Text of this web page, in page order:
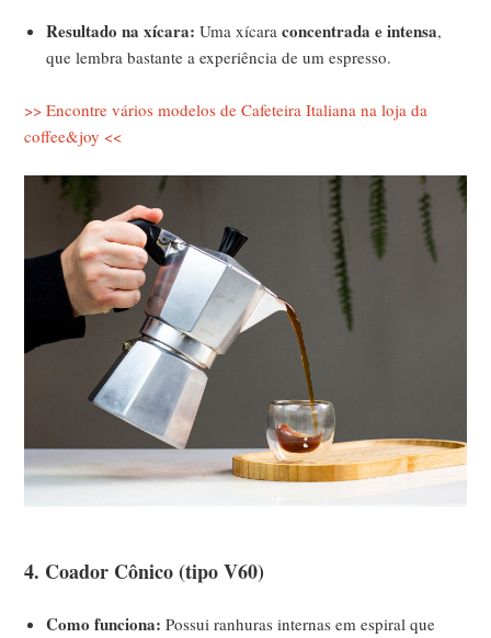
Resultado na xícara: Uma xícaraconcentrada e intensa,
que lembra bastante a experiência de um espresso.
>> Encontre vários modelos de Cafeteira Italiana na loja da
coffee&joy <<
4. Coador Cônico (tipo V60)
Como funciona: Possui ranhuras internas em espiral que